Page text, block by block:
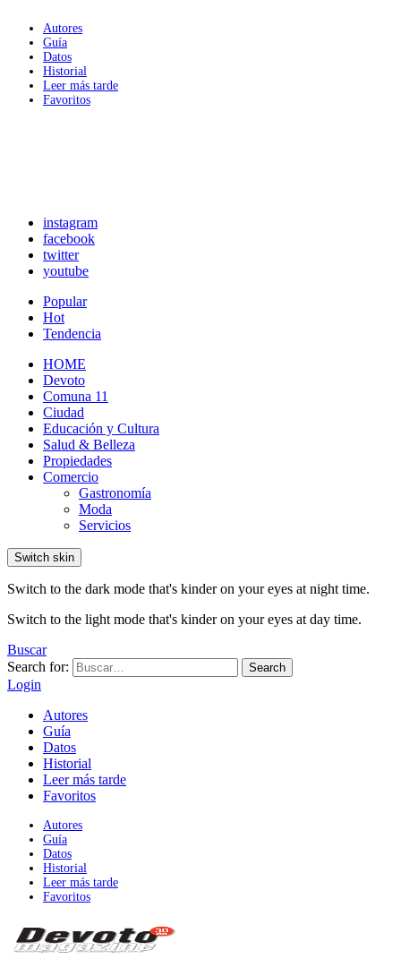
Autores
Guía
Datos
Historial
Leer más tarde
Favoritos
instagram
facebook
twitter
youtube
Popular
Hot
Tendencia
HOME
Devoto
Comuna 11
Ciudad
Educación y Cultura
Salud & Belleza
Propiedades
Comercio
Gastronomía
Moda
Servicios
Switch skin
Switch to the dark mode that's kinder on your eyes at night time.
Switch to the light mode that's kinder on your eyes at day time.
Buscar
Search for:
Search
Login
Autores
Guía
Datos
Historial
Leer más tarde
Favoritos
Autores
Guía
Datos
Historial
Leer más tarde
Favoritos